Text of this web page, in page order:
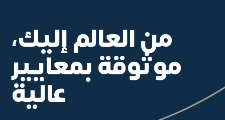
من العالم إليك،
موثوقة بمعايير
عالية